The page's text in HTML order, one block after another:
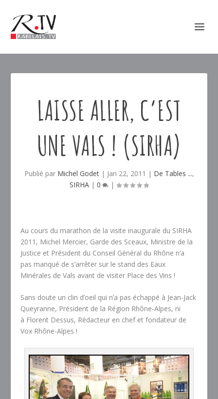
LAISSE ALLER, C’EST
UNE VALS ! (SIRHA)
Publié par Michel Godet| Jan 22, 2011 | De Tables ...,
SIRHA | 0 |
Au cours du marathon de la visite inaugurale du SIRHA
2011, Michel Mercier, Garde des Sceaux, Ministre de la
Justice et Président du Conseil Général du Rhône n’a
pas manqué de s’arrêter sur le stand des Eaux
Minérales de Vals avant de visiter Place des Vins !
Sans doute un clin d’oeil qui n’a pas échappé à Jean-Jack
Queyranne, Président de la Région Rhône-Alpes, ni
à Florent Dessus, Rédacteur en chef et fondateur de
Vox Rhône-Alpes !